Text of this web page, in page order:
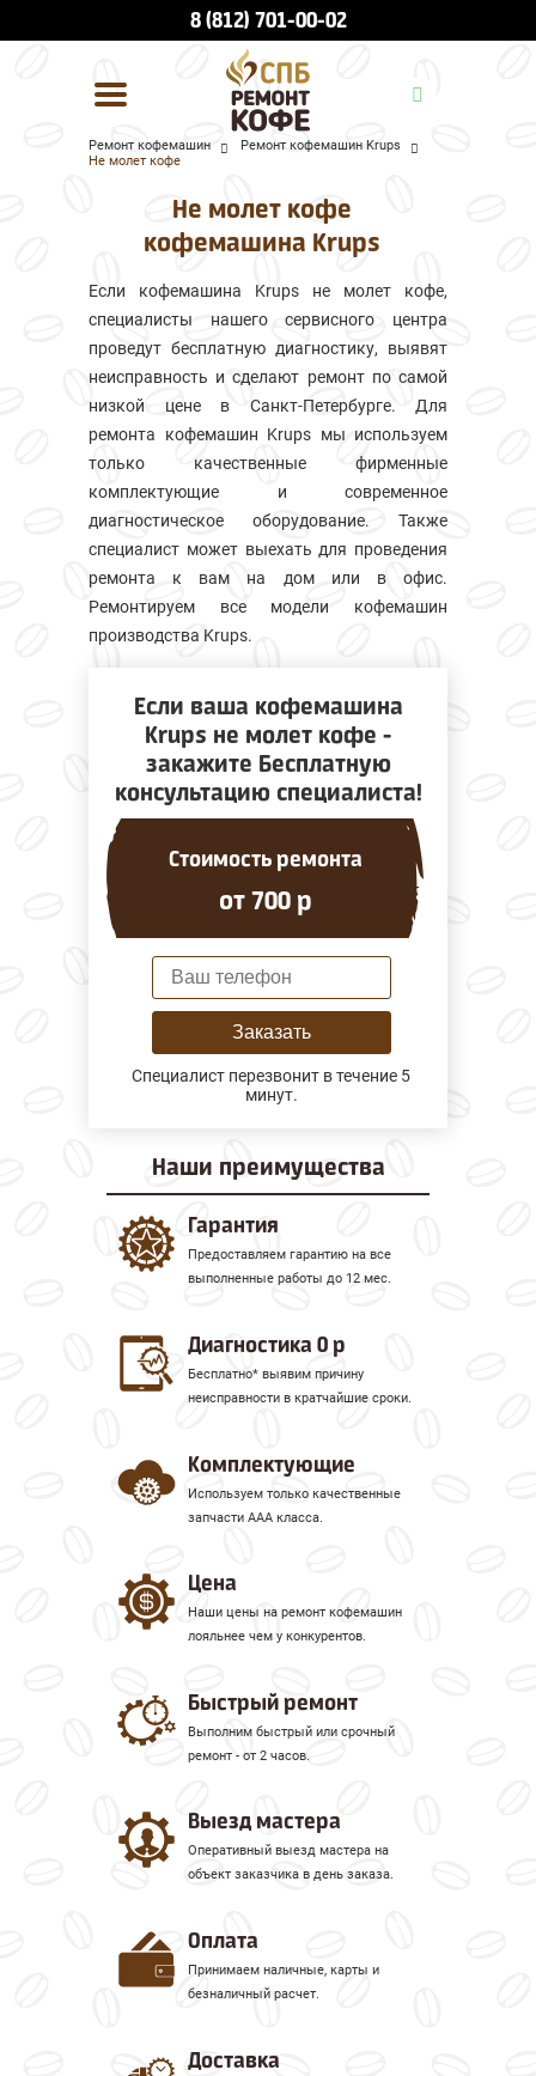
УСЛУГИ И ЦЕНЫ
О КОМПАНИИ
8 (812) 701-00-02
Ремонт кофемашин
Ремонт кофемашин Krups
Не молет кофе
Не молет кофе
кофемашина Krups
Если кофемашина Krups не молет кофе,
специалисты нашего сервисного центра
проведут бесплатную диагностику, выявят
неисправность и сделают ремонт по самой
низкой цене в Санкт-Петербурге. Для
ремонта кофемашин Krups мы используем
только качественные фирменные
комплектующие и современное
диагностическое оборудование. Также
специалист может выехать для проведения
ремонта к вам на дом или в офис.
Ремонтируем все модели кофемашин
производства Krups.
Если ваша кофемашина
Krups не молет кофе -
закажите Бесплатную
консультацию специалиста!
Стоимость ремонта
от 700 р
Заказать
Специалист перезвонит в течение 5
минут.
Наши преимущества
Гарантия
Предоставляем гарантию на все
выполненные работы до 12 мес.
Диагностика 0 р
Бесплатно* выявим причину
неисправности в кратчайшие сроки.
Комплектующие
Используем только качественные
запчасти ААА класса.
Цена
Наши цены на ремонт кофемашин
лояльнее чем у конкурентов.
Быстрый ремонт
Выполним быстрый или срочный
ремонт - от 2 часов.
Выезд мастера
Оперативный выезд мастера на
объект заказчика в день заказа.
Оплата
Принимаем наличные, карты и
безналичный расчет.
Доставка